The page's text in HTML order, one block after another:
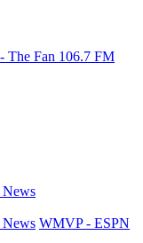
The Fan 106.7 FM
WMVP - ESPN